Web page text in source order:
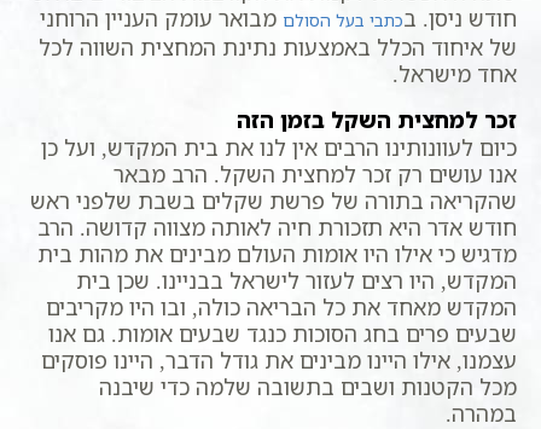
חודש ניסן. בכתבי בעל הסולם מבואר עומק העניין הרוחני
של איחוד הכלל באמצעות נתינת המחצית השווה לכל
אחד מישראל.
זכר למחצית השקל בזמן הזה
כיום לעוונותינו הרבים אין לנו את בית המקדש, ועל כן
אנו עושים רק זכר למחצית השקל. הרב מבאר
שהקריאה בתורה של פרשת שקלים בשבת שלפני ראש
חודש אדר היא תזכורת חיה לאותה מצווה קדושה. הרב
מדגיש כי אילו היו אומות העולם מבינים את מהות בית
המקדש, היו רצים לעזור לישראל בבניינו. שכן בית
המקדש מאחד את כל הבריאה כולה, ובו היו מקריבים
שבעים פרים בחג הסוכות כנגד שבעים אומות. גם אנו
עצמנו, אילו היינו מבינים את גודל הדבר, היינו פוסקים
מכל הקטנות ושבים בתשובה שלמה כדי שיבנה
במהרה.